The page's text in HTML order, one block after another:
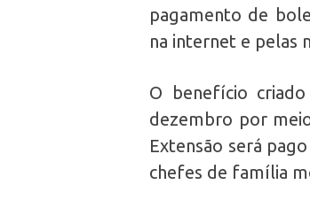
pagamento de
na internet e pelas
O benefício
dezembro por
Extensão será
chefes de família